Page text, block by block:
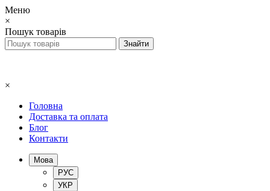
Меню
×
Пошук товарів
×
Головна
Доставка та оплата
Блог
Контакти
Мова
РУС
УКР